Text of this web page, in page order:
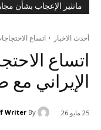
ماتثير الإعجاب بشأن
أحدث الاخبار اتساع
اتساع
الإيراني
25 مايو 26 By
Writer